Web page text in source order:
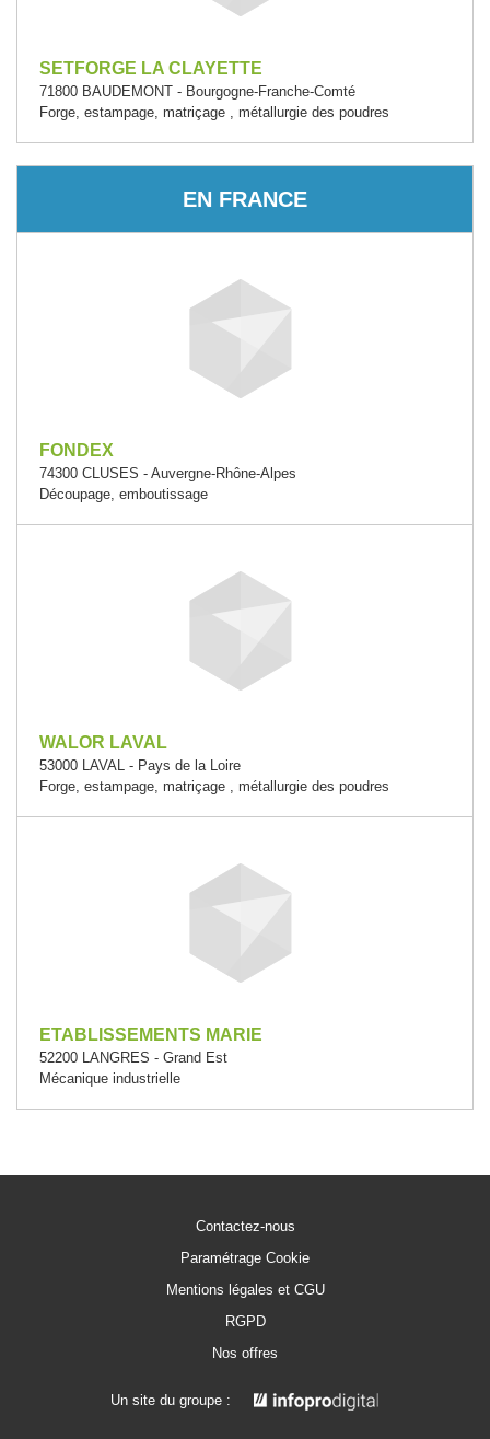
SETFORGE LA CLAYETTE
71800 BAUDEMONT - Bourgogne-Franche-Comté
Forge, estampage, matriçage , métallurgie des poudres
EN FRANCE
FONDEX
74300 CLUSES - Auvergne-Rhône-Alpes
Découpage, emboutissage
WALOR LAVAL
53000 LAVAL - Pays de la Loire
Forge, estampage, matriçage , métallurgie des poudres
ETABLISSEMENTS MARIE
52200 LANGRES - Grand Est
Mécanique industrielle
Contactez-nous
Paramétrage Cookie
Mentions légales et CGU
RGPD
Nos offres
Un site du groupe :